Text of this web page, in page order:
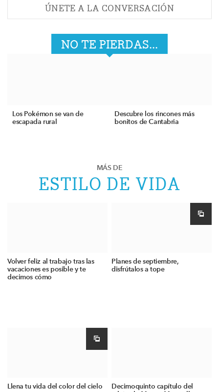
ÚNETE A LA CONVERSACIÓN
NO TE PIERDAS...
Los Pokémon se van de
escapada rural
Descubre los rincones más
bonitos de Cantabria
MÁS DE
ESTILO DE VIDA
Volver feliz al trabajo tras las
vacaciones es posible y te
decimos cómo
Planes de septiembre,
disfrútalos a tope
Llena tu vida del color del cielo
Decimoquinto capítulo del